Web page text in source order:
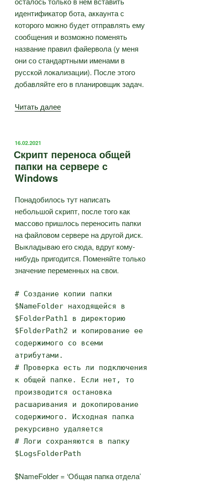
идентификатор бота, аккаунта с
которого можно будет отправлять ему
сообщения и возможно поменять
название правил файервола (у меня
они со стандартными именами в
русской локализации). После этого
добавляйте его в планировщик задач.
Читать далее«Контролируем
с
помощью
Powershell»
ОПУБЛИКОВАНО
16.02.2021
Скрипт переноса общей
папки на сервере с
Windows
Понадобилось тут написать
небольшой скрипт, после того как
массово пришлось переносить папки
на файловом сервере на другой диск.
Выкладываю его сюда, вдруг кому-
нибудь пригодится. Поменяйте только
значение переменных на свои.
# Cоздание копии папки
$NameFolder находящейся в
$FolderPath1 в директорию
$FolderPath2 и копирование ее
содержимого со всеми
атрибутами.
# Проверка есть ли подключения
к общей папке. Если нет, то
производится остановка
расшаривания и докопирование
содержимого. Исходная папка
рекурсивно удаляется
# Логи сохраняются в папку
$LogsFolderPath
$NameFolder = ‘Общая папка отдела’